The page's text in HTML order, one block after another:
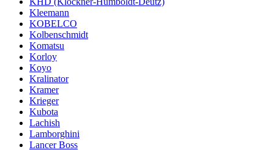
Kleemann
KOBELCO
Kolbenschmidt
Komatsu
Korloy
Koyo
Kralinator
Kramer
Krieger
Kubota
Lachish
Lamborghini
Lancer Boss